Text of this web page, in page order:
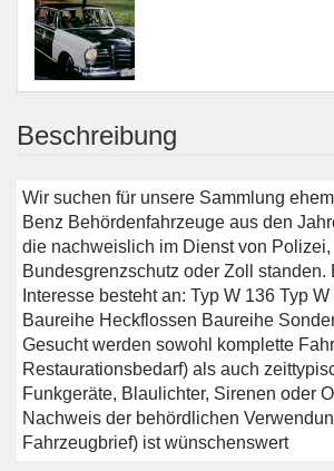
Beschreibung
Wir suchen für unsere Sammlung
Benz Behördenfahrzeuge aus den
die nachweislich im Dienst von Polizei,
Bundesgrenzschutz oder Zoll standen. Besonderes
Interesse besteht an: Typ W 136 Typ W 187 Ponton-
Baureihe Heckflossen Baureihe Sonderfahrzeuge
Gesucht werden sowohl komplette
Restaurationsbedarf) als auch
Funkgeräte, Blaulichter, Sirenen oder
Nachweis der behördlichen
Fahrzeugbrief) ist wünschenswert